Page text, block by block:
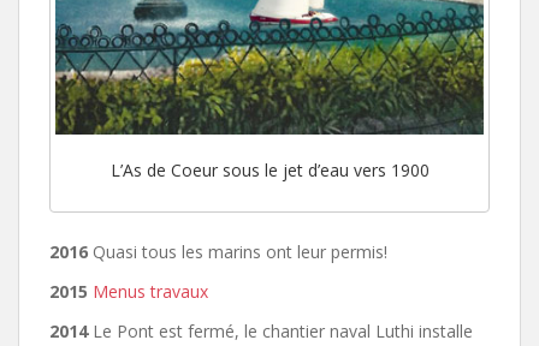
L’As de Coeur sous le jet d’eau vers 1900
2016 Quasi tous les marins ont leur permis!
2015 Menus travaux
2014Le Pont est fermé, le chantier naval Luthi installe